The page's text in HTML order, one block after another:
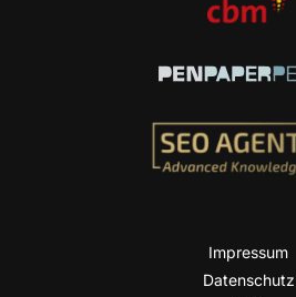
Impres­sum
Daten­schutz